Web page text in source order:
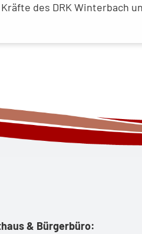
des DRK Winterbach
& Bürgerbüro: